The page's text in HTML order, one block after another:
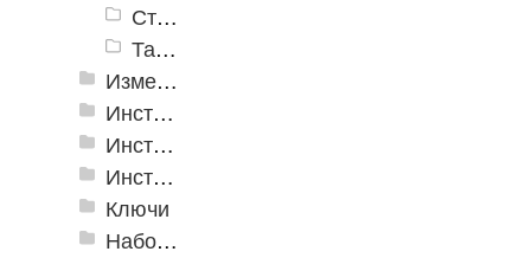
Стропы
Тали и тельферы
Измерительные инструменты
Инструмент для крепления листовых материалов
Инструменты для крепления листовых материалов
Инструменты по кафелю и стеклу
Ключи
Наборы инструмента